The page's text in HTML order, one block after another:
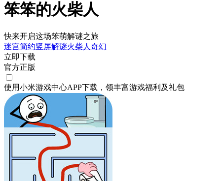
笨笨的火柴人
快来开启这场笨萌解谜之旅
迷宫简约竖屏解谜火柴人 奇幻
立即下载
官方正版
使用小米游戏中心APP下载 ，领丰富游戏福利 及礼包